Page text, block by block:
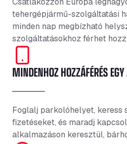
tehergépjármű-szolgáltatási
minden nap megbízható
szolgáltatásokhoz férhet
MINDENHOZ HOZZÁFÉRÉS
Foglalj parkolóhelyet, keress
fizetéseket, és maradj
alkalmazáson keresztül,